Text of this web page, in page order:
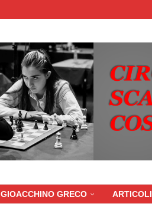
GIOACCHINO GRECO ARTICOLI